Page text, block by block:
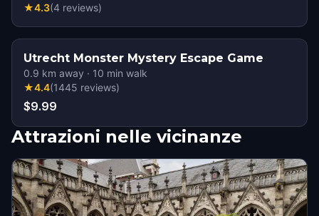
★4.3(4 reviews)
Utrecht Monster Mystery Escape Game
0.9 km away · 10 min walk
★4.4(1445 reviews)
$9.99
Attrazioni nelle vicinanze